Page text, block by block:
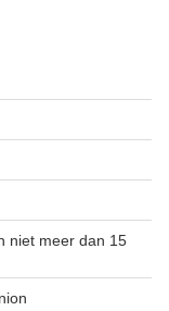
niet meer dan 15